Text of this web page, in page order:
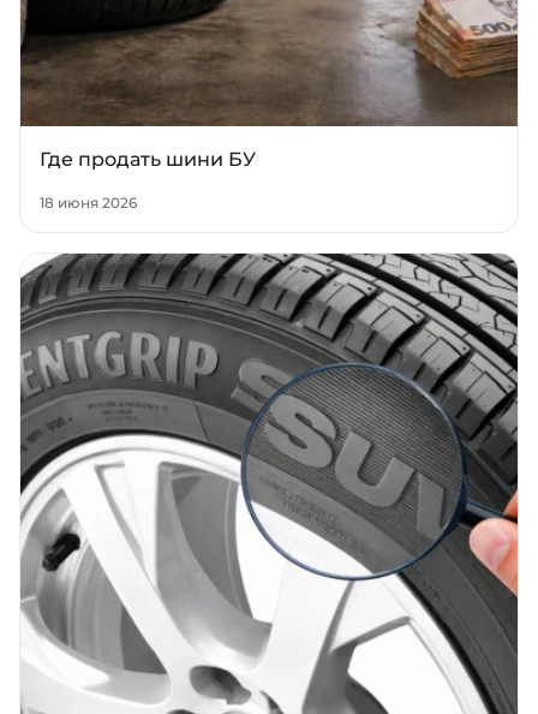
18 июня 2026
Где продать шини БУ